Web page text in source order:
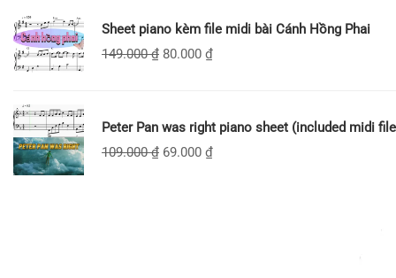
Sheet piano kèm file midi bài Cánh Hồng Phai
149.000₫ 80.000 ₫
Peter Pan was right piano sheet (included midi
109.000₫ 69.000 ₫